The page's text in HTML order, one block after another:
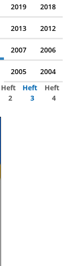
2019 2018
2013 2012
2007 2006
2005 2004
Heft
2
Heft
3
Heft
4